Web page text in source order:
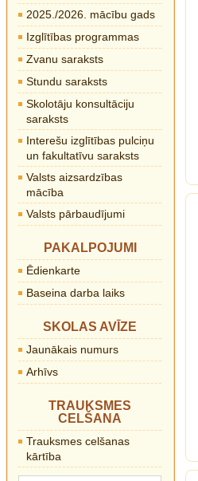
2025./2026. mācību gads
Izglītības programmas
Zvanu saraksts
Stundu saraksts
Skolotāju konsultāciju
saraksts
Interešu izglītības pulciņu
un fakultatīvu saraksts
Valsts aizsardzības
mācība
Valsts pārbaudījumi
PAKALPOJUMI
Ēdienkarte
Baseina darba laiks
SKOLAS AVĪZE
Jaunākais numurs
Arhīvs
TRAUKSMES
CELŠANA
Trauksmes celšanas
kārtība